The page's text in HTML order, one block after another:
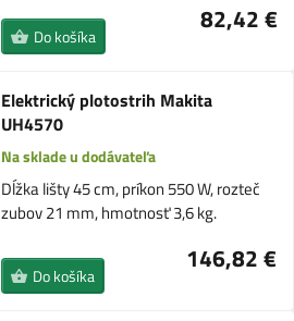
82,42 €
Do košíka
Elektrický plotostrih Makita
UH4570
Na sklade u dodávateľa
Dĺžka lišty 45 cm, príkon 550 W, rozteč
zubov 21 mm, hmotnosť 3,6 kg.
146,82 €
Do košíka